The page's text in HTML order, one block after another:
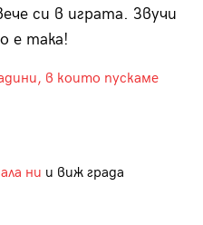
си в играта. Звучи
е така!
в които пускаме
ни и виж града